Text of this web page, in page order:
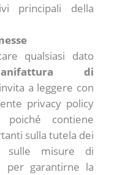
principali della
qualsiasi dato
di
a leggere con
privacy policy
poiché contiene
sulla tutela dei
sulle misure di
per garantirne la